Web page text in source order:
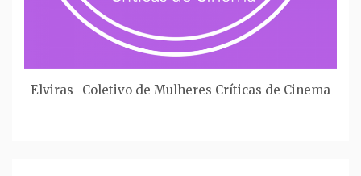
Elviras- Coletivo de Mulheres Críticas de Cinema